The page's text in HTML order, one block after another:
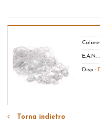
Colore:
E.A.N. :
Disp.:
Torna indietro